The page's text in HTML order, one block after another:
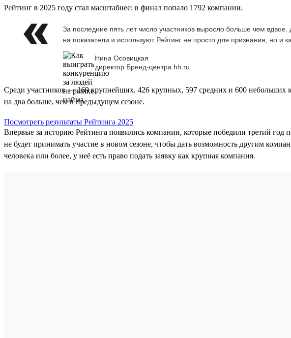
Рейтинг в 2025 году стал масштабнее: в финал попало 1792 компании.
За последние пять лет число участников выросло больше чем
на показатели и используют Рейтинг не просто для признания, но и
Нина Осовицкая
директор Бренд-центра hh.ru
Среди участников — 169 крупнейших, 426 крупных, 597 средних и 600 небольших
на два больше, чем в предыдущем сезоне.
Посмотреть результаты Рейтинга 2025
Впервые за историю Рейтинга появились компании, которые победили третий
не будет принимать участие в новом сезоне, чтобы дать возможность другим
человека или более, у неё есть право подать заявку как крупная компания.